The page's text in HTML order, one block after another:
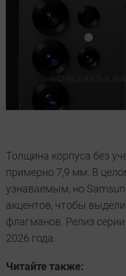
Толщина корпуса без
примерно 7,9 мм. В
узнаваемым, но
акцентов, чтобы
флагманов. Релиз
2026 года.
Читайте также: